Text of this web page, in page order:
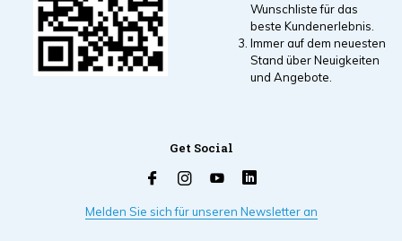
Wunschliste für das
beste Kundenerlebnis.
Immer auf dem neuesten
Stand über Neuigkeiten
und Angebote.
Get Social
Melden Sie sich für unseren Newsletter an